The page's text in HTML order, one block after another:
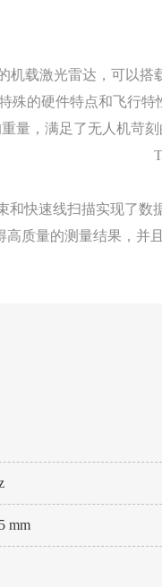
机载激光雷达，可以
殊的硬件特点和飞行
量，满足了无人机苛
和快速线扫描实现了数
质量的测量结果，并
mm